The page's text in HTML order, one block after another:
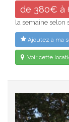
de 380€ à
la semaine selon
Ajoutez à ma
Voir cette